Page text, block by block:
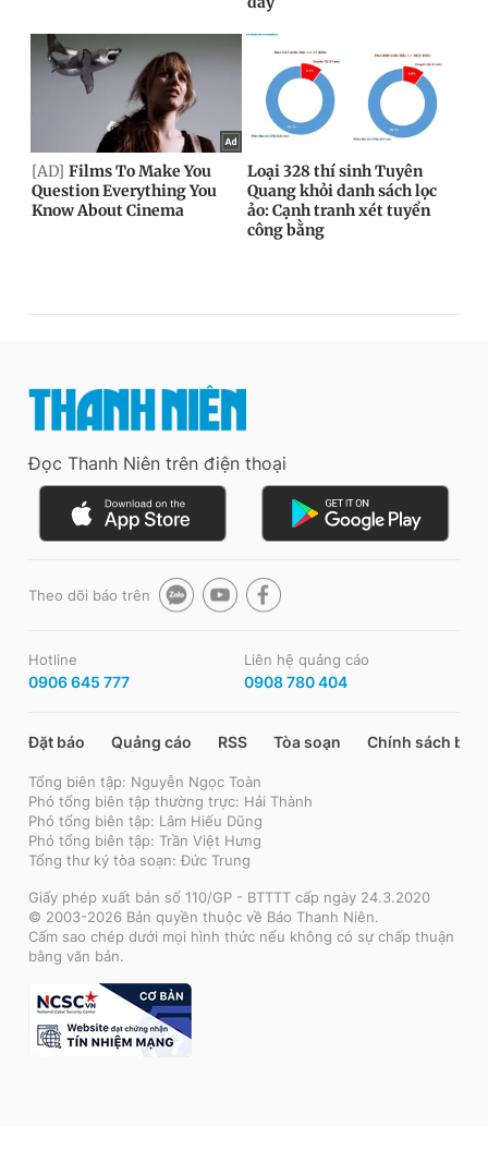
Đọc Thanh Niên trên điện thoại
Theo dõi báo trên
Hotline
0906 645 777
Liên hệ quảng cáo
0908 780 404
Đặt báo Quảng cáo RSS Tòa soạn Chính sách bảo
Tổng biên tập: Nguyễn Ngọc Toàn
Phó tổng biên tập thường trực: Hải Thành
Phó tổng biên tập: Lâm Hiếu Dũng
Phó tổng biên tập: Trần Việt Hưng
Tổng thư ký tòa soạn: Đức Trung
Giấy phép xuất bản số 110/GP - BTTTT cấp ngày 24.3.2020
© 2003-2026 Bản quyền thuộc về Báo Thanh Niên.
Cấm sao chép dưới mọi hình thức nếu không có sự chấp thuận
bằng văn bản.